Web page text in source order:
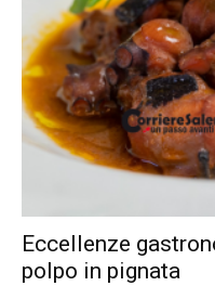
Eccellenze
polpo in pignata